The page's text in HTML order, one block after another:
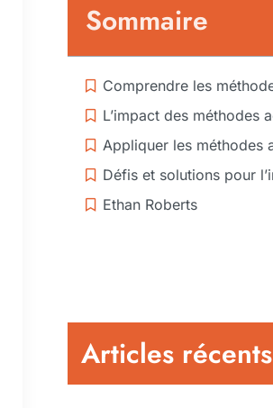
Sommaire
Ethan Roberts
Articles récents